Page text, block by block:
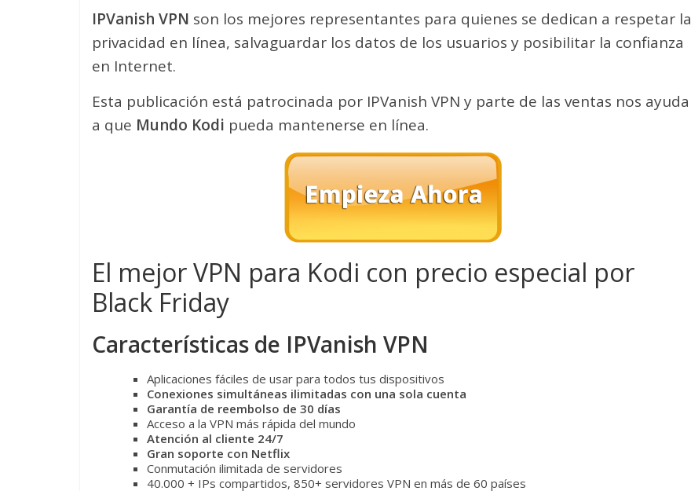
IPVanish VPN son los mejores representantes para quienes se dedican a respetar la
privacidad en línea, salvaguardar los datos de los usuarios y posibilitar la confianza
en Internet.
Esta publicación está patrocinada por IPVanish VPN y parte de las ventas nos ayuda
a que Mundo Kodi pueda mantenerse en línea.
El mejor VPN para Kodi con precio especial por
Black Friday
Características de IPVanish VPN
Aplicaciones fáciles de usar para todos tus dispositivos
Conexiones simultáneas ilimitadas con una sola cuenta
Garantía de reembolso de 30 días
Acceso a la VPN más rápida del mundo
Atención al cliente 24/7
Gran soporte con Netflix
Conmutación ilimitada de servidores
40.000 + IPs compartidos, 850+ servidores VPN en más de 60 países